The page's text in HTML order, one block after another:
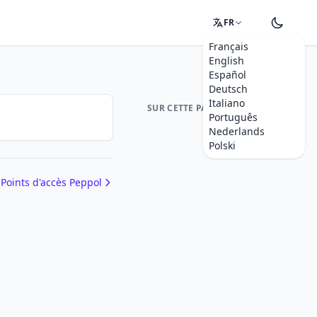
FR
Français
English
Español
Deutsch
Italiano
Português
Nederlands
Polski
Points d'accès Peppol
SUR CETTE PAGE